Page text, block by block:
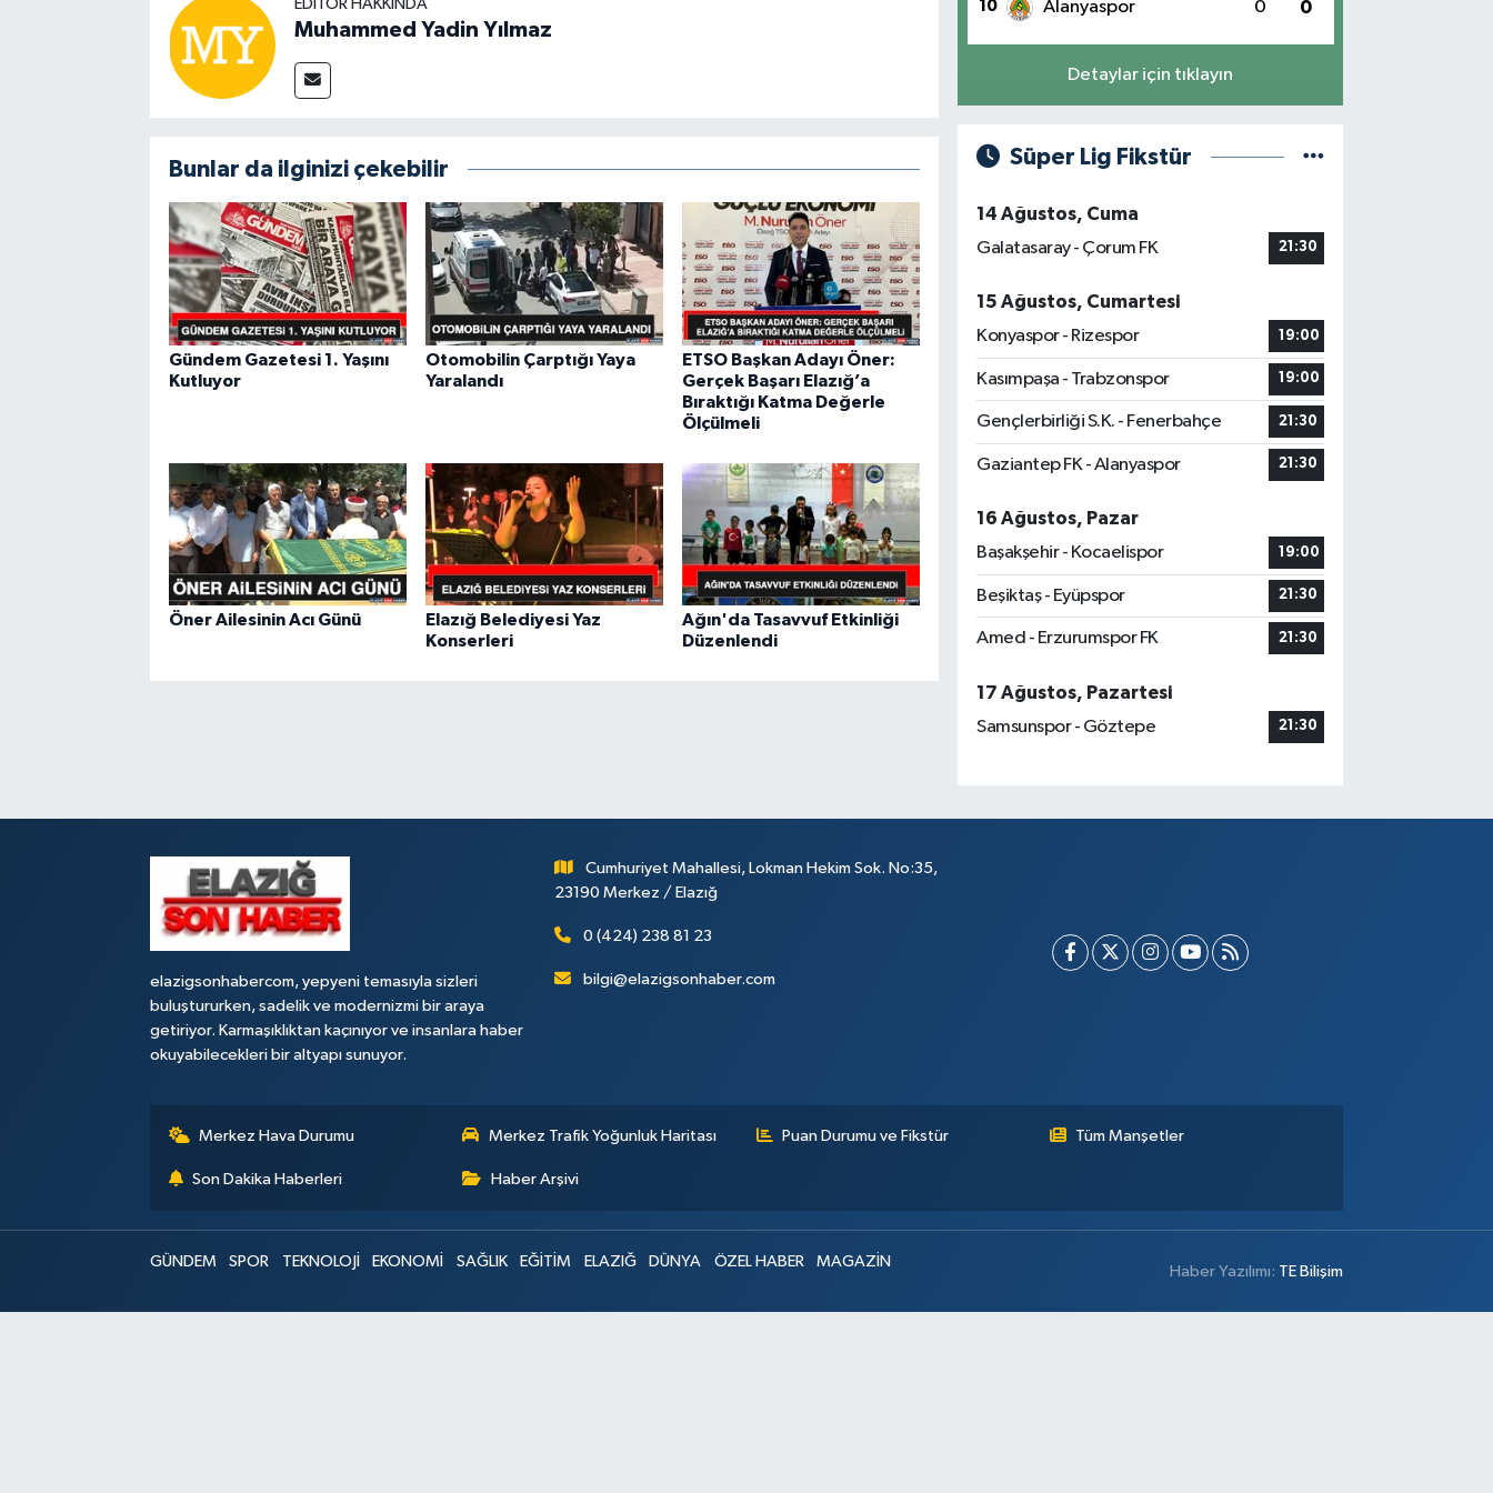
EDITÖR HAKKINDA
Muhammed Yadin Yılmaz
Bunlar da ilginizi çekebilir
Gündem Gazetesi 1. Yaşını
Kutluyor
Otomobilin Çarptığı Yaya
Yaralandı
ETSO Başkan Adayı Öner:
Gerçek Başarı Elazığ’a
Bıraktığı Katma Değerle
Ölçülmeli
Öner Ailesinin Acı Günü
Elazığ Belediyesi Yaz
Konserleri
Ağın'da Tasavvuf Etkinliği
Düzenlendi
10 Alanyaspor 0 0
Detaylar için tıklayın
Süper Lig Fikstür
14 Ağustos, Cuma
Galatasaray - Çorum FK
21:30
15 Ağustos, Cumartesi
Konyaspor - Rizespor
19:00
Kasımpaşa - Trabzonspor 19:00
Gençlerbirliği S.K. - Fenerbahçe 21:30
Gaziantep FK - Alanyaspor 21:30
16 Ağustos, Pazar
Başakşehir - Kocaelispor
19:00
Beşiktaş - Eyüpspor 21:30
Amed - Erzurumspor FK 21:30
17 Ağustos, Pazartesi
Samsunspor - Göztepe
21:30
elazigsonhabercom, yepyeni temasıyla sizleri
buluştururken, sadelik ve modernizmi bir araya
getiriyor. Karmaşıklıktan kaçınıyor ve insanlara haber
okuyabilecekleri bir altyapı sunuyor.
Cumhuriyet Mahallesi, Lokman Hekim Sok. No:35,
23190 Merkez / Elazığ
0 (424) 238 81 23
bilgi@elazigsonhaber.com
Merkez Hava Durumu Merkez Trafik Yoğunluk Haritası Puan Durumu ve Fikstür Tüm Manşetler
Son Dakika Haberleri Haber Arşivi
GÜNDEM SPOR TEKNOLOJİ EKONOMİ SAĞLIK EĞİTİM ELAZIĞ DÜNYA ÖZEL HABER MAGAZİN
Haber Yazılımı: TE Bilişim